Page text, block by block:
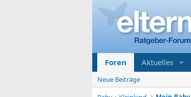
Foren Aktuelles
Neue Beiträge